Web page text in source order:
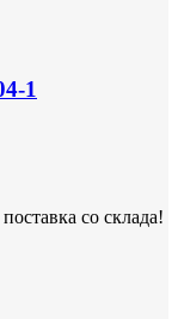
1
со склада!